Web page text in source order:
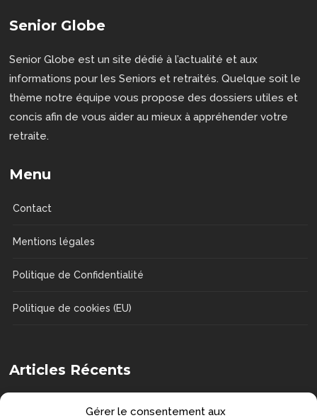
Gérer le consentement aux
Senior Globe
Senior Globe est un site dédié à l’actualité et aux
informations pour les Seniors et retraités. Quelque soit le
thème notre équipe vous propose des dossiers utiles et
concis afin de vous aider au mieux à appréhender votre
retraite.
Menu
Contact
Mentions légales
Politique de Confidentialité
Politique de cookies (EU)
Articles Récents